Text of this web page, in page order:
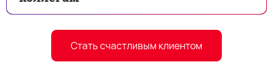
однозначно рекомендуем как надежных
партнеров в сфере медицинского
маркетинга!
Стать счастливым клиентом